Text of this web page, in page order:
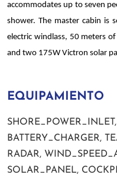
accommodates up to seven
shower. The master cabin is
electric windlass, 50 meters
and two 175W Victron solar
EQUIPAMIENTO
BATTERY_CHARGER,
RADAR,
SOLAR_PANEL,